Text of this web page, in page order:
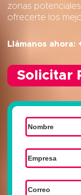
zonas
ofrecerte los
Llámanos ahora:
Solicitar